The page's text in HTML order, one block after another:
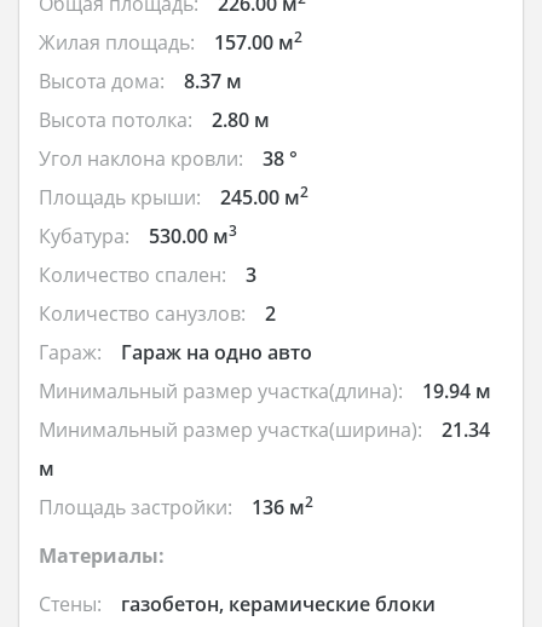
Жилая площадь: 157.00 м2
Высота дома:
8.37 м
Высота потолка:
2.80 м
Угол наклона кровли:
38 °
Площадь крыши:
245.00 м2
Кубатура: 530.00 м3
Количество спален:
3
Количество санузлов:
2
Гараж:
Гараж на одно авто
Минимальный размер участка(длина):
19.94 м
Минимальный размер участка(ширина):
21.34
м
Площадь застройки:
136 м2
Материалы:
Стены:
газобетон, керамические блоки